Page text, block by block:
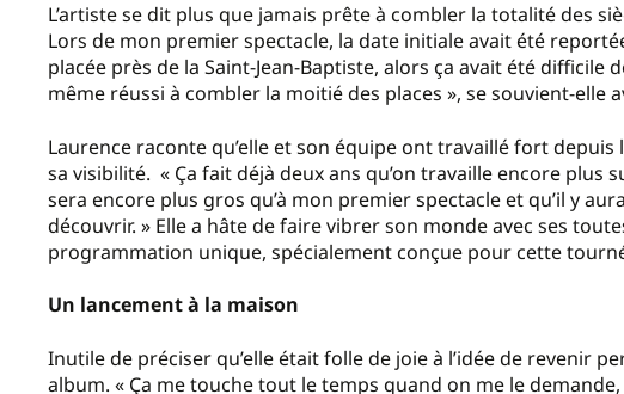
L’artiste se dit plus que jamais prête à combler la totalité des
Lors de mon premier spectacle, la date initiale avait été
placée près de la Saint-Jean-Baptiste, alors ça avait été difficile
même réussi à combler la moitié des places », se souvient-elle
Laurence raconte qu’elle et son équipe ont travaillé fort
sa visibilité. « Ça fait déjà deux ans qu’on travaille encore plus
sera encore plus gros qu’à mon premier spectacle et qu’il y
découvrir. » Elle a hâte de faire vibrer son monde avec ses
programmation unique, spécialement conçue pour cette
Un lancement à la maison
Inutile de préciser qu’elle était folle de joie à l’idée de revenir
album. « Ça me touche tout le temps quand on me le